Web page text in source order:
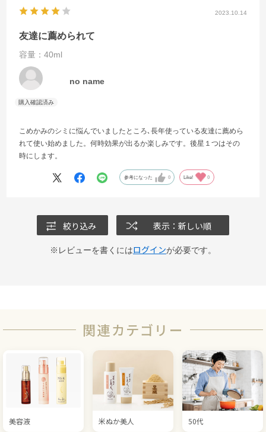
2023.10.14
友達に薦められて
容量：40ml
no name
こめかみのシミに悩んでいましたところ､長年使っている友達に薦めら
れて使い始めました。何時効果が出るか楽しみです。後星１つはその
時にします。
参考になった 0 Like! 0
絞り込み 表示：新しい順
※レビューを書くにはログインが必要です。
関連カテゴリー
美容液 米ぬか美人 50代